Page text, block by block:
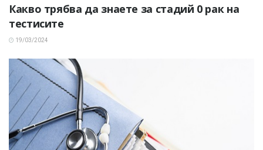
Какво трябва да знаете за стадий 0 рак на
тестисите
19/03/2024